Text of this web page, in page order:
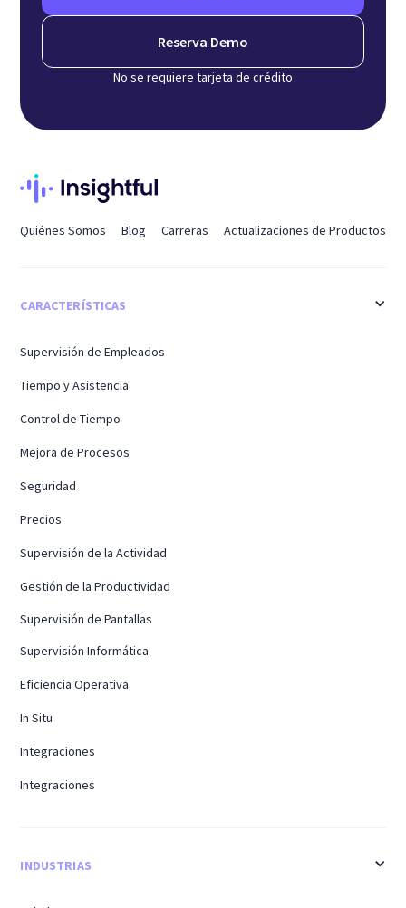
Reserva Demo
No se requiere tarjeta de crédito
Quiénes Somos Blog Carreras Actualizaciones de Productos
CARACTERÍSTICAS
Supervisión de Empleados
Tiempo y Asistencia
Control de Tiempo
Mejora de Procesos
Seguridad
Precios
Supervisión de la Actividad
Gestión de la Productividad
Supervisión de Pantallas
Supervisión Informática
Eficiencia Operativa
In Situ
Integraciones
Integraciones
INDUSTRIAS